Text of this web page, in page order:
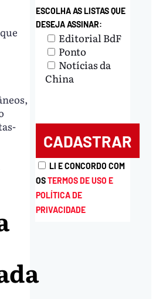
ESCOLHA AS LISTAS QUE
DESEJA ASSINAR:
Editorial BdF
Ponto
Notícias da
China
LI E CONCORDO COM
OSTERMOS DE USO E
POLÍTICA DE
PRIVACIDADE